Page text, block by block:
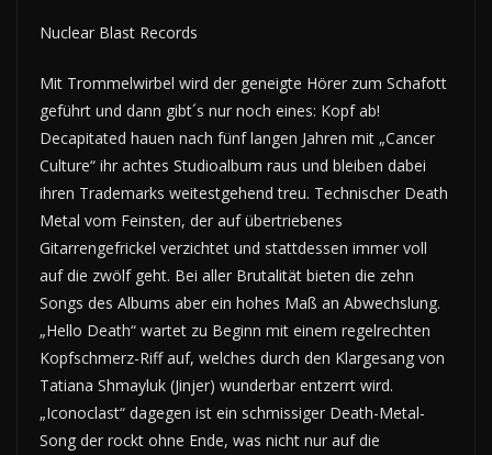
Nuclear Blast Records
Mit Trommelwirbel wird der geneigte Hörer zum Schafott
geführt und dann gibt´s nur noch eines: Kopf ab!
Decapitated hauen nach fünf langen Jahren mit „Cancer
Culture“ ihr achtes Studioalbum raus und bleiben dabei
ihren Trademarks weitestgehend treu. Technischer Death
Metal vom Feinsten, der auf übertriebenes
Gitarrengefrickel verzichtet und stattdessen immer voll
auf die zwölf geht. Bei aller Brutalität bieten die zehn
Songs des Albums aber ein hohes Maß an Abwechslung.
„Hello Death“ wartet zu Beginn mit einem regelrechten
Kopfschmerz-Riff auf, welches durch den Klargesang von
Tatiana Shmayluk (Jinjer) wunderbar entzerrt wird.
„Iconoclast“ dagegen ist ein schmissiger Death-Metal-
Song der rockt ohne Ende, was nicht nur auf die